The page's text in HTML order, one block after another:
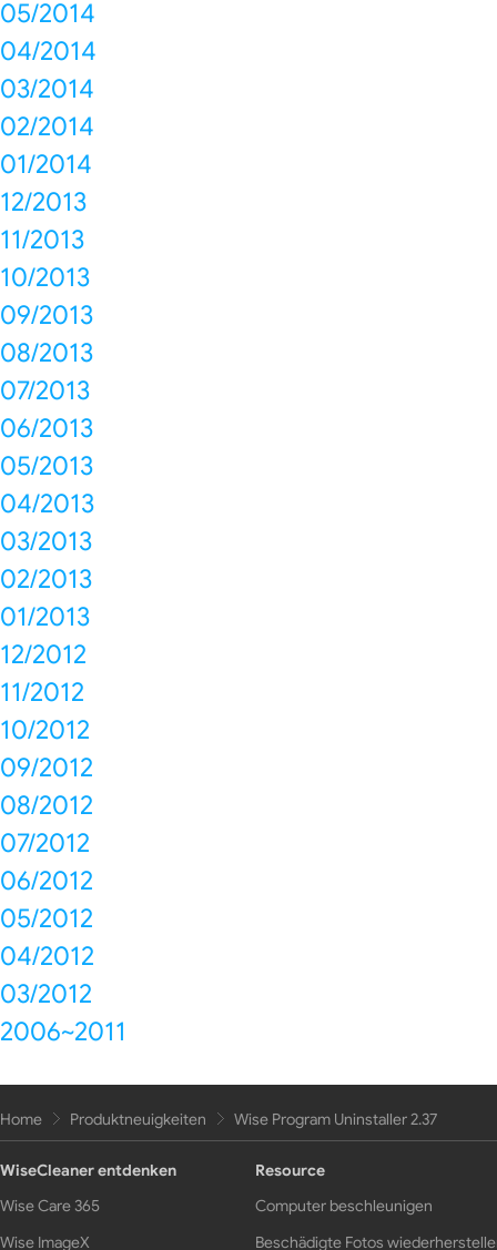
05/2014
04/2014
03/2014
02/2014
01/2014
12/2013
11/2013
10/2013
09/2013
08/2013
07/2013
06/2013
05/2013
04/2013
03/2013
02/2013
01/2013
12/2012
11/2012
10/2012
09/2012
08/2012
07/2012
06/2012
05/2012
04/2012
03/2012
2006~2011
Home Produktneuigkeiten Wise Program Uninstaller 2.37
WiseCleaner entdenken
Wise Care 365
Wise ImageX
Resource
Computer beschleunigen
Beschädigte Fotos